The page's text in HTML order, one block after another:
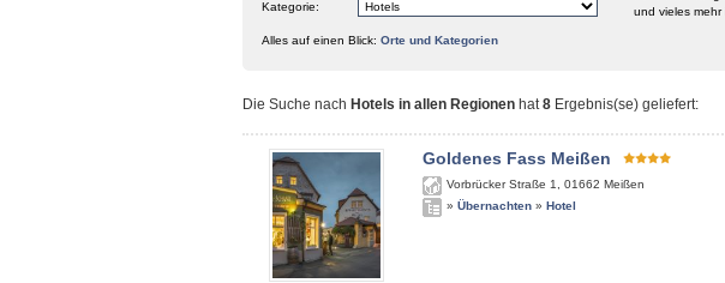
Kategorie:
und vieles mehr
Alles auf einen Blick: Orte und Kategorien
Die Suche nach Hotels in allen Regionen hat8 Ergebnis(se) geliefert:
Goldenes Fass Meißen
Vorbrücker Straße 1 01662 Meißen
» Übernachten » Hotel